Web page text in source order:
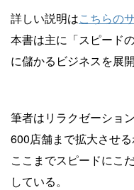
詳しい説明はこちらの
本書は主に「スピード
に儲かるビジネスを展
筆者はリラクゼーショ
600店舗まで拡大させる
ここまでスピードにこ
している。